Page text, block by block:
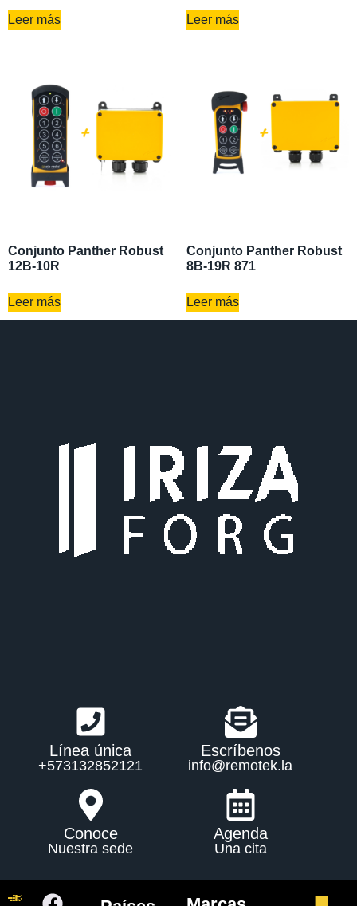
Leer más Leer más
Conjunto Panther Robust
12B-10R
Leer más
Conjunto Panther Robust
8B-19R 871
Leer más
Línea única
+573132852121
Escríbenos
info@remotek.la
Conoce
Nuestra sede
Agenda
Una cita